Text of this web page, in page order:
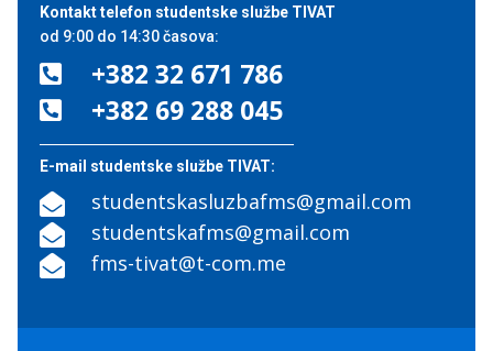
Kontakt telefon studentske službe TIVAT
od 9:00 do 14:30 časova:
 +382 32 671 786
 +382 69 288 045
E-mail studentske službe TIVAT:
 studentskasluzbafms@gmail.com
 studentskafms@gmail.com
 fms-tivat@t-com.me